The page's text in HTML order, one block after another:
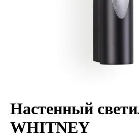
Настенный
WHITNEY